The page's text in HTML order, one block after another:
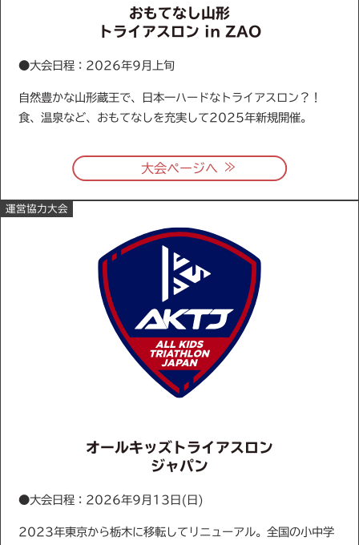
おもてなし山形
トライアスロン in ZAO
●大会日程：2026年9月上旬
自然豊かな山形蔵王で、日本一ハードなトライアスロン？！
食、温泉など、おもてなしを充実して2025年新規開催。
大会ページへ ≫
運営協力大会
オールキッズトライアスロン
ジャパン
●大会日程：2026年9月13日(日)
2023年東京から栃木に移転してリニューアル。全国の小中学